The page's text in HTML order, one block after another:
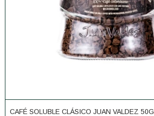
CAFÉ SOLUBLE CLÁSICO JUAN VALDEZ 50G